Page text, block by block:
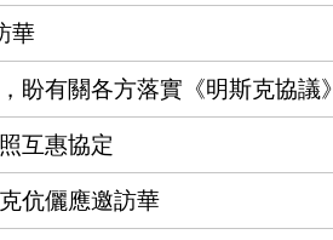
華
盼有關各方落實《明斯克協議》
互惠協定
伉儷應邀訪華